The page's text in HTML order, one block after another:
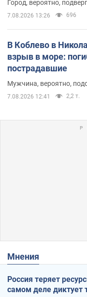
Город, вероятно,
7.08.2026 13:26 696
В Коблево в
взрыв в море:
пострадавшие
Мужчина, вероятно,
7.08.2026 12:41 2,2 т.
Мнения
Россия теряет
самом деле диктует